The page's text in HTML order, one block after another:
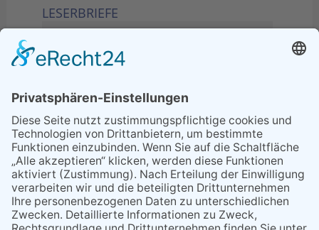
LESERBRIEFE
Sperrung B455: Kleiner
Grenzverkehr statt weite Wege
21.04.2026
Wenn Bahn-Computer nicht
miteinander kommunizieren
11.03.2026
"Plakatverbot für überregionale
Demos"
04.02.2026
Gelbe Tonne – Ein kleiner Blick
über den Tellerand